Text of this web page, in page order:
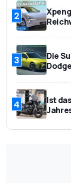
2
3
Die
4
Ist